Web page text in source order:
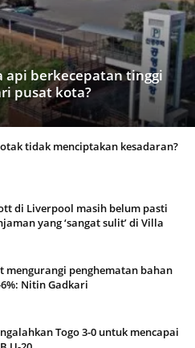
api berkecepatan tinggi
pusat kota?
tidak menciptakan kesadaran?
di Liverpool masih belum pasti
yang ‘sangat sulit’ di Villa
mengurangi penghematan bahan
Nitin Gadkari
Togo 3-0 untuk mencapai